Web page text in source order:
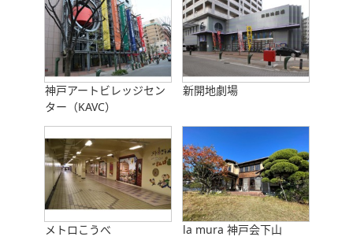
神戸アートビレッジセン
ター（KAVC）
新開地劇場
メトロこうべ la mura 神戸会下山